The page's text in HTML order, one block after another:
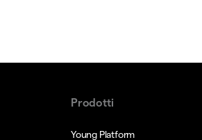
Prodotti
Young Platform